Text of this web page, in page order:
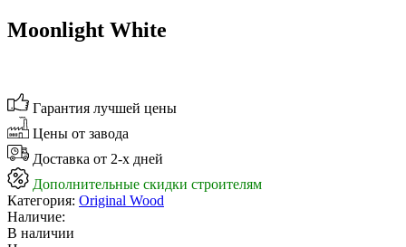
Moonlight White
Гарантия лучшей цены
Цены от завода
Доставка от 2-х дней
Дополнительные скидки строителям
Категория: Original Wood
Наличие:
В наличии